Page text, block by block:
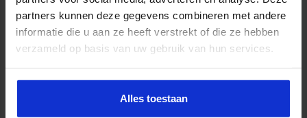
partners kunnen deze gegevens combineren met andere
informatie die u aan ze heeft verstrekt of die ze hebben
verzameld op basis van uw gebruik van hun services.
Alles toestaan